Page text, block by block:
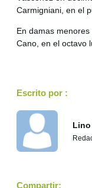
Carmigniani, en el
En damas
Cano, en el octavo
Escrito por :
Lino
Compartir: